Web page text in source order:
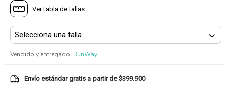
Ver tabla de tallas
Vendido y entregado: RunWay
Envío estándar gratis a partir de $399.900